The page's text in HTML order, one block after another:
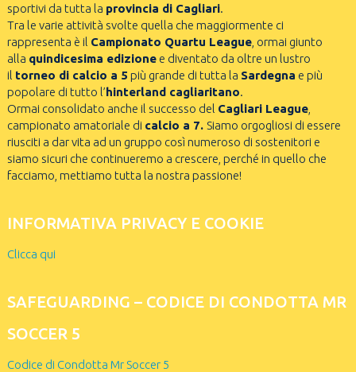
sportivi da tutta la provincia di Cagliari.
Tra le varie attività svolte quella che maggiormente ci
rappresenta è il Campionato Quartu League, ormai giunto
alla quindicesima edizionee diventato da oltre un lustro
il torneo di calcio a 5 più grande di tutta la Sardegna e più
popolare di tutto l’hinterland cagliaritano.
Ormai consolidato anche il successo del Cagliari League,
campionato amatoriale di calcio a 7. Siamo orgogliosi di essere
riusciti a dar vita ad un gruppo così numeroso di sostenitori e
siamo sicuri che continueremo a crescere, perché in quello che
facciamo, mettiamo tutta la nostra passione!
INFORMATIVA PRIVACY E COOKIE
Clicca qui
SAFEGUARDING – CODICE DI CONDOTTA MR
SOCCER 5
Codice di Condotta Mr Soccer 5